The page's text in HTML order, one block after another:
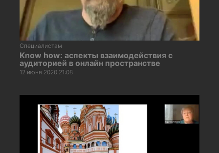
Специалистам
Know how: аспекты взаимодействия с
аудиторией в онлайн пространстве
12 июня 2020 21:08